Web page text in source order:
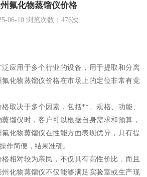
氟化物蒸馏仪价格
06-10浏览次数： 476次
应用于多个行业的设备，用于提取和分离
化物蒸馏仪价格在市场上的定位非常有竞
取决于多个因素，包括**、规格、功能、
馏仪时，客户可以根据自身需求和预算，
化物蒸馏仪在性能方面表现优异，具有提
作简便，结果准确。
相对较为亲民，不仅具有高性价比，而且
化物蒸馏仪不仅能够满足实验室或生产现